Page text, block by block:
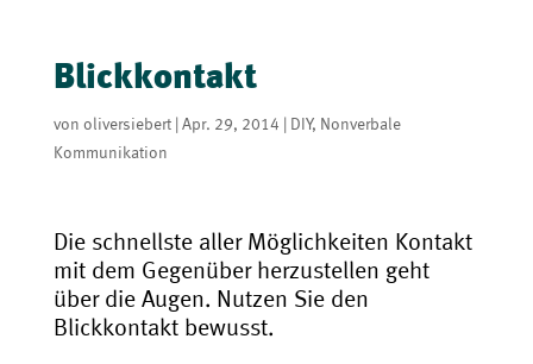
Blickkontakt
von oliversiebert|Apr. 29, 2014 | DIY, Nonverbale
Kommunikation
Die schnellste aller Möglichkeiten Kontakt
mit dem Gegenüber herzustellen geht
über die Augen. Nutzen Sie den
Blickkontakt bewusst.